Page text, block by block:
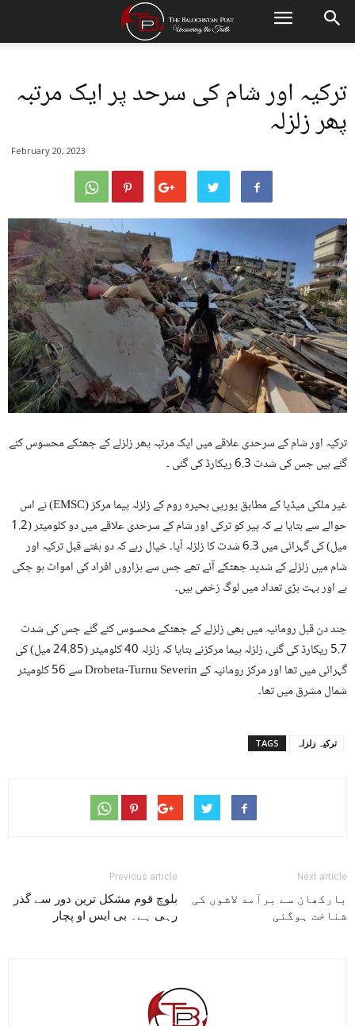
ترکیہ اور شام کی سرحد پر ایک مرتبہ
پھر زلزلہ
February 20, 2023
ترکیہ اور شام کے سرحدی علاقے میں ایک مرتبہ پھر زلزلے کے جھٹکے محسوس کئے
گئے ہیں جس کی شدت 6.3 ریکارڈ کی گئی ۔
غیر ملکی میڈیا کے مطابق یورپی بحیرہ روم کے زلزلہ پیما مرکز (EMSC) نے اس
حوالے سے بتایا ہے کہ پیر کو ترکی اور شام کے سرحدی علاقے میں دو کلومیٹر (1.2
میل) کی گہرائی میں 6.3 شدت کا زلزلہ آیا۔ خیال رہے کہ دو ہفتے قبل ترکیہ اور
شام میں زلزلے کے شدید جھٹکے آئے تھے جس سے ہزاروں افراد کی اموات ہو چکی
ہے اور بہت بڑی تعداد میں لوگ زخمی ہیں۔
چند دن قبل رومانیہ میں بھی زلزلے کے جھٹکے محسوس کئے گئے جس کی شدت
5.7 ریکارڈ کی گئی، زلزلہ پیما مرکزنے بتایا کہ زلزلہ 40 کلومیٹر (24.85 میل) کی
گہرائی میں تھا اور مرکز رومانیہ کے Drobeta-Turnu Severin سے 56 کلومیٹر
شمال مشرق میں تھا۔
TAGS ترکیہ زلزلہ
Previous article
بلوچ قوم مشکل ترین دور سے گذر
رہی ہے۔ بی ایس او پچار
Next article
بارکھان سے برآمد لاشوں کی
شناخت ہوگئی